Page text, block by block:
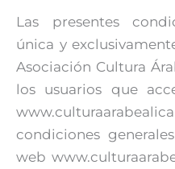
Las presentes
única y
Asociación Cultura
los usuarios que
condiciones
web